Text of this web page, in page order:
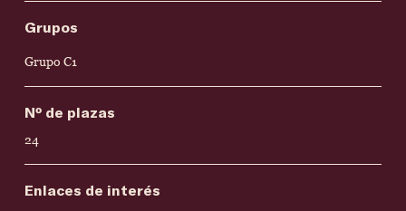
Grupos
Grupo C1
Nº de plazas
24
Enlaces de interés